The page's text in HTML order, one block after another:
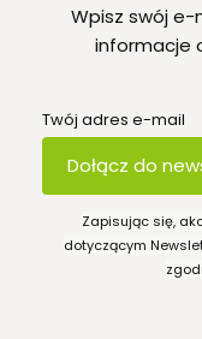
Wpisz swój e-
informacje
Twój adres e-mail
Dołącz do
Zapisując się,
dotyczącym